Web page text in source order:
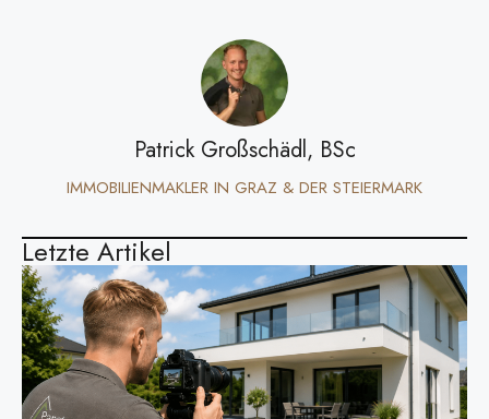
Patrick Großschädl, BSc
IMMOBILIENMAKLER IN GRAZ & DER STEIERMARK
Letzte Artikel